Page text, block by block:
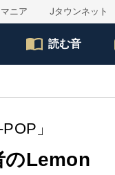
ニア Jタウンネット
読む音
POP」
のLemon